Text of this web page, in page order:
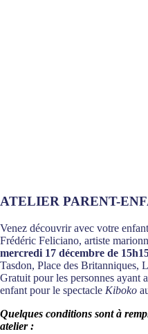
ATELIER PARENT-
Venez découvrir avec votre
Frédéric Feliciano, artiste
mercredi 17 décembre de
Tasdon, Place des Britanniques,
Gratuit pour les personnes ayant
enfant pour le spectacle Kiboko
Quelques conditions sont à
atelier :